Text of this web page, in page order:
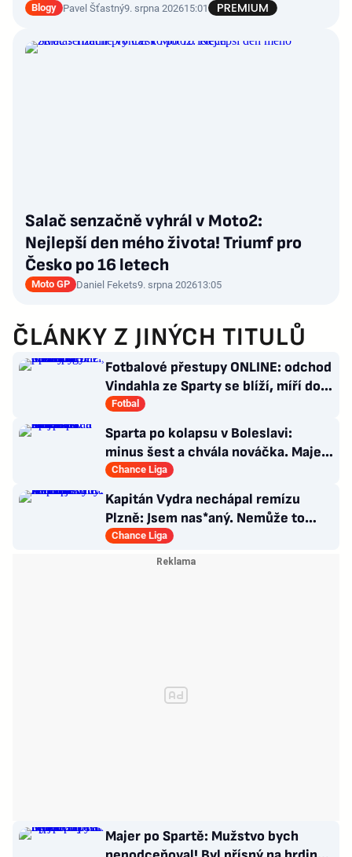
Blogy Pavel Šťastný9. srpna 202615:01
Salač senzačně vyhrál v Moto2:
Nejlepší den mého života! Triumf pro
Česko po 16 letech
Moto GP Daniel Fekets9. srpna 202613:05
ČLÁNKY Z JINÝCH TITULŮ
Fotbalové přestupy ONLINE: odchod
Vindahla ze Sparty se blíží, míří do
druhé italské ligy
Fotbal
Sparta po kolapsu v Boleslavi:
minus šest a chvála nováčka. Majer
má silnou zbraň
Chance Liga
Kapitán Vydra nechápal remízu
Plzně: Jsem nas*aný. Nemůže to
končit jako házená
Chance Liga
Majer po Spartě: Mužstvo bych